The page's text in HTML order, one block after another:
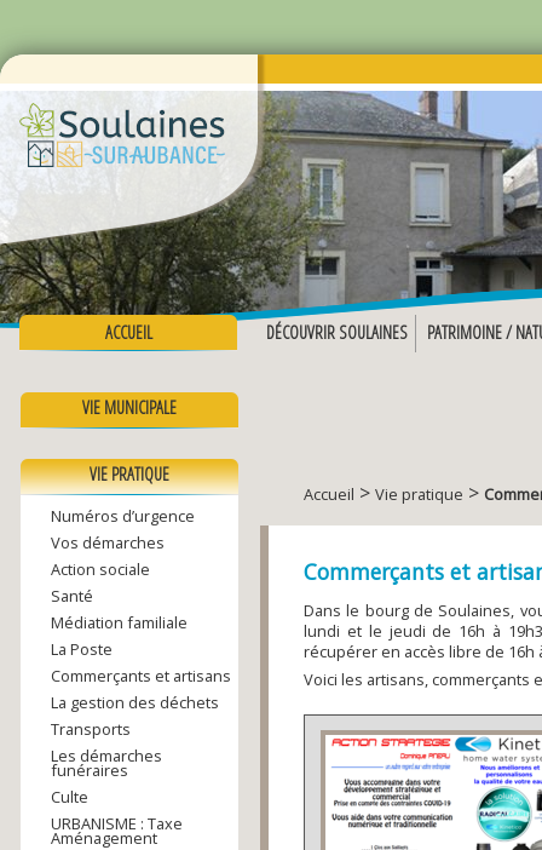
ACCUEIL DÉCOUVRIR SOULAINES PATRIMOINE /
VIE MUNICIPALE
VIE PRATIQUE
Numéros d’urgence
Vos démarches
Action sociale
Santé
Médiation familiale
La Poste
Commerçants et artisans
La gestion des déchets
Transports
Les démarches
funéraires
Culte
URBANISME : Taxe
Aménagement
Accueil > Vie pratique >
Commerçants et
Dans le bourg de Soulaines,
lundi et le jeudi de 16h à
récupérer en accès libre de 16h
Voici les artisans,